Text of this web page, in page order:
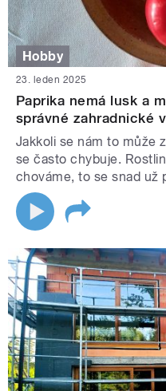
Hobby
23. leden 2025
Paprika nemá lusk a
správné zahradnické
Jakkoli se nám to může
se často chybuje.
chováme, to se snad už